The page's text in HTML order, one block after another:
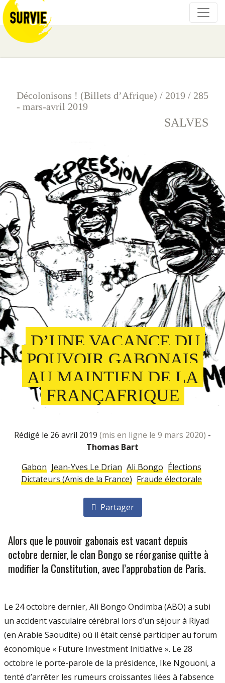
Décolonisons ! (Billets d’Afrique) / 2019 / 285
- mars-avril 2019
SALVES
D’UNE VACANCE DU
POUVOIR GABONAIS
AU MAINTIEN DE LA
FRANÇAFRIQUE
rédigé le 26 avril 2019 (mis en ligne le 9 mars 2020) -
Thomas Bart
Gabon Jean-Yves Le Drian Ali Bongo Élections
Dictateurs (Amis de la France) Fraude électorale
Partager
Alors que le pouvoir gabonais est vacant depuis
octobre dernier, le clan Bongo se réorganise quitte à
modifier la Constitution, avec l’approbation de Paris.
Le 24 octobre dernier, Ali Bongo Ondimba (ABO) a subi
un accident vasculaire cérébral lors d’un séjour à Riyad
(en Arabie Saoudite) où il était censé participer au forum
économique « Future Investment Initiative ». Le 28
octobre le porte-parole de la présidence, Ike Ngouoni, a
tenté d’arrêter les rumeurs croissantes liées à l’absence